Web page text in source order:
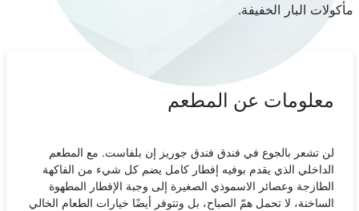
مأكولات البار الخفيفة.
معلومات عن المطعم
‎لن تشعر بالجوع في فندق‎ فندق جوريز إن بلفاست. مع المطعم
الداخلي الذي يقدم بوفيه إفطار كامل يضم كل شيء من الفاكهة
الطازجة وعصائر الاسموذي الصغيرة إلى وجبة الإفطار المطهوة
الساخنة، لا تحمل همّ الصباح، بل وتتوفر أيضًا خيارات الطعام الخالي